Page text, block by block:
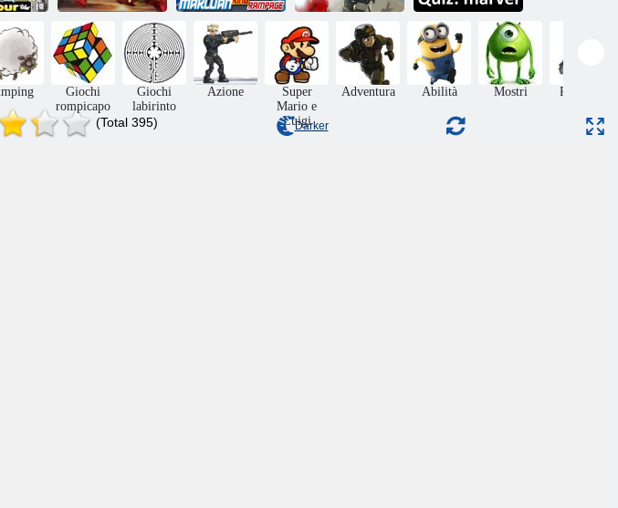
di
Iron Man:
Assalto
all'Armeria
Iron Man
Makluan Anello
Rampage
Giustizia
corazzata di Iron
Quiz: meraviglia
Giochi
rompicapo
Giochi
labirinto
Azione
Super
Mario e
Luigi
Adventura Abilità Mostri Raccolta
(Total 395) Darker